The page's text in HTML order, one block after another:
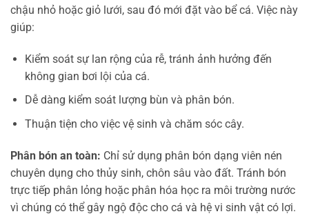
chậu nhỏ hoặc giỏ lưới, sau đó mới đặt vào bể cá. Việc này
giúp:
Kiểm soát sự lan rộng của rễ, tránh ảnh hưởng đến
không gian bơi lội của cá.
Dễ dàng kiểm soát lượng bùn và phân bón.
Thuận tiện cho việc vệ sinh và chăm sóc cây.
Phân bón an toàn: Chỉ sử dụng phân bón dạng viên nén
chuyên dụng cho thủy sinh, chôn sâu vào đất. Tránh bón
trực tiếp phân lỏng hoặc phân hóa học ra môi trường nước
vì chúng có thể gây ngộ độc cho cá và hệ vi sinh vật có lợi.